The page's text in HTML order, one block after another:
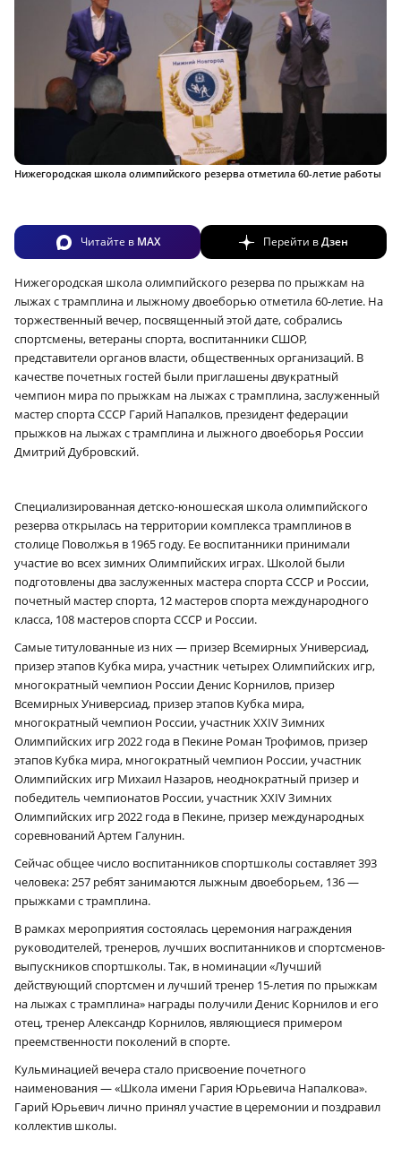
Нижегородская школа олимпийского резерва отметила 60-летие работы
Читайте в MAX Перейти вДзен
Нижегородская школа олимпийского резерва по прыжкам на
лыжах с трамплина и лыжному двоеборью отметила 60-летие. На
торжественный вечер, посвященный этой дате, собрались
спортсмены, ветераны спорта, воспитанники СШОР,
представители органов власти, общественных организаций. В
качестве почетных гостей были приглашены двукратный
чемпион мира по прыжкам на лыжах с трамплина, заслуженный
мастер спорта СССР Гарий Напалков, президент федерации
прыжков на лыжах с трамплина и лыжного двоеборья России
Дмитрий Дубровский.
Специализированная детско-юношеская школа олимпийского
резерва открылась на территории комплекса трамплинов в
столице Поволжья в 1965 году. Ее воспитанники принимали
участие во всех зимних Олимпийских играх. Школой были
подготовлены два заслуженных мастера спорта СССР и России,
почетный мастер спорта, 12 мастеров спорта международного
класса, 108 мастеров спорта СССР и России.
Самые титулованные из них — призер Всемирных Универсиад,
призер этапов Кубка мира, участник четырех Олимпийских игр,
многократный чемпион России Денис Корнилов, призер
Всемирных Универсиад, призер этапов Кубка мира,
многократный чемпион России, участник XXIV Зимних
Олимпийских игр 2022 года в Пекине Роман Трофимов, призер
этапов Кубка мира, многократный чемпион России, участник
Олимпийских игр Михаил Назаров, неоднократный призер и
победитель чемпионатов России, участник XXIV Зимних
Олимпийских игр 2022 года в Пекине, призер международных
соревнований Артем Галунин.
Сейчас общее число воспитанников спортшколы составляет 393
человека: 257 ребят занимаются лыжным двоеборьем, 136 —
прыжками с трамплина.
В рамках мероприятия состоялась церемония награждения
руководителей, тренеров, лучших воспитанников и спортсменов-
выпускников спортшколы. Так, в номинации «Лучший
действующий спортсмен и лучший тренер 15-летия по прыжкам
на лыжах с трамплина» награды получили Денис Корнилов и его
отец, тренер Александр Корнилов, являющиеся примером
преемственности поколений в спорте.
Кульминацией вечера стало присвоение почетного
наименования — «Школа имени Гария Юрьевича Напалкова».
Гарий Юрьевич лично принял участие в церемонии и поздравил
коллектив школы.